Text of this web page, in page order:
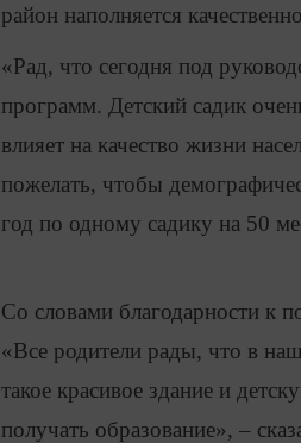
район наполняется
«Рад, что сегодня под
программ. Детский садик
влияет на качество жизни
пожелать, чтобы
год по одному садику на 50
Со словами благодарности к
«Все родители рады, что в
такое красивое здание и
получать образование», –